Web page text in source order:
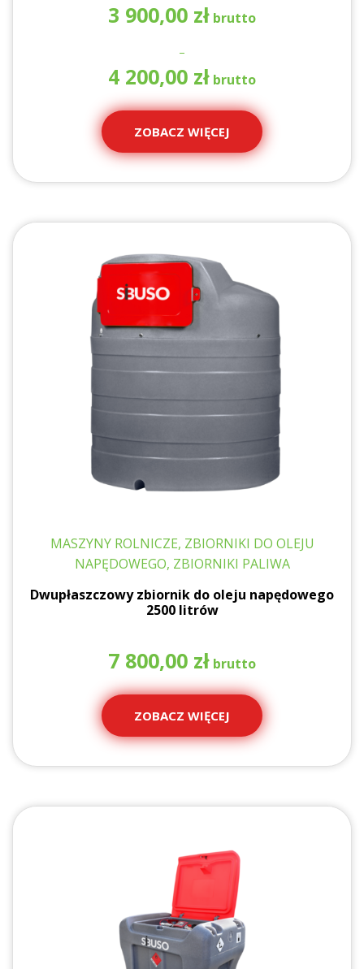
3 900,00 zł
–
4 200,00 zł
4
ZOBACZ WIĘCEJ
MASZYNY ROLNICZE, ZBIORNIKI DO OLEJU
NAPĘDOWEGO, ZBIORNIKI PALIWA
Dwupłaszczowy zbiornik do oleju napędowego
2500 litrów
7 800,00 zł
ZOBACZ WIĘCEJ